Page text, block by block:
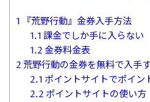
1 『荒野行動』金券入手方法
1.1課金でしか手に入らない
1.2金券料金表
2 荒野行動の金券を無料で入手
2.1 ポイントサイトでポイン
2.2 ポイントサイトの使い方